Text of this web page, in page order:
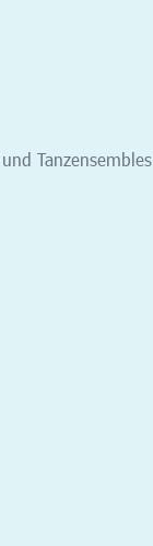
Tanzensembles